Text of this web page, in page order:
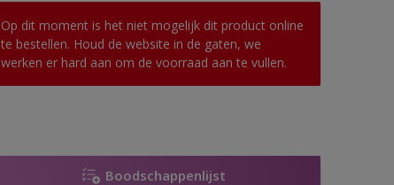
Op dit moment is het niet mogelijk dit product online
te bestellen. Houd de website in de gaten, we
werken er hard aan om de voorraad aan te vullen.
Boodschappenlijst